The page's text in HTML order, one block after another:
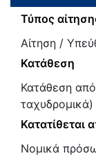
Τύπος
Αίτηση /
Κατάθεση
Κατάθεση
ταχυδρομικά)
Κατατίθεται
Νομικά